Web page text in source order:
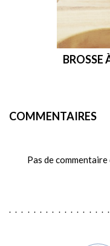
BROSSE
COMMENTAIRES
Pas de